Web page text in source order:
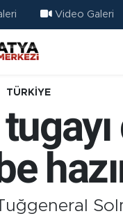
Video Galeri
TÜRKIYE